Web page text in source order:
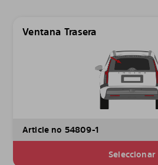
Ventana Trasera
Article no 54809-1
Seleccionar